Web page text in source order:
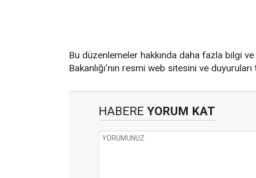
Bu düzenlemeler hakkında daha fazla bilgi
Bakanlığı’nın resmi web sitesini ve
HABERE YORUM KAT